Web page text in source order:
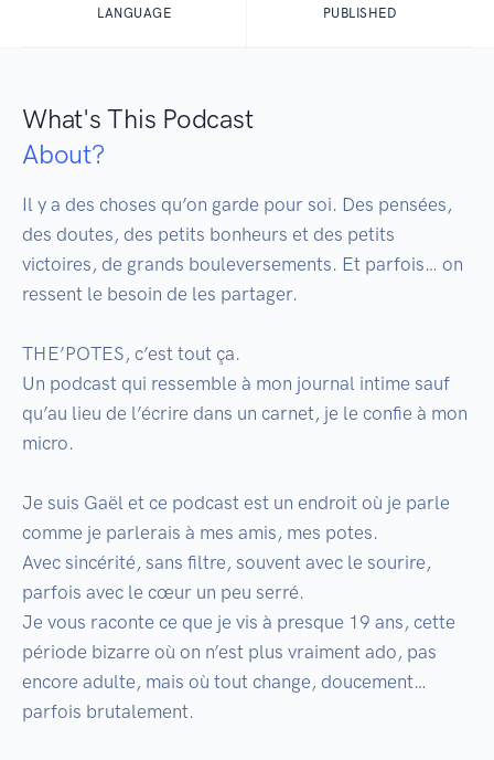
LANGUAGE PUBLISHED
What's This Podcast
About?
Il y a des choses qu’on garde pour soi. Des pensées,
des doutes, des petits bonheurs et des petits
victoires, de grands bouleversements. Et parfois… on
ressent le besoin de les partager.
THE’POTES, c’est tout ça.
Un podcast qui ressemble à mon journal intime sauf
qu’au lieu de l’écrire dans un carnet, je le confie à mon
micro.
Je suis Gaël et ce podcast est un endroit où je parle
comme je parlerais à mes amis, mes potes.
Avec sincérité, sans filtre, souvent avec le sourire,
parfois avec le cœur un peu serré.
Je vous raconte ce que je vis à presque 19 ans, cette
période bizarre où on n’est plus vraiment ado, pas
encore adulte, mais où tout change, doucement…
parfois brutalement.